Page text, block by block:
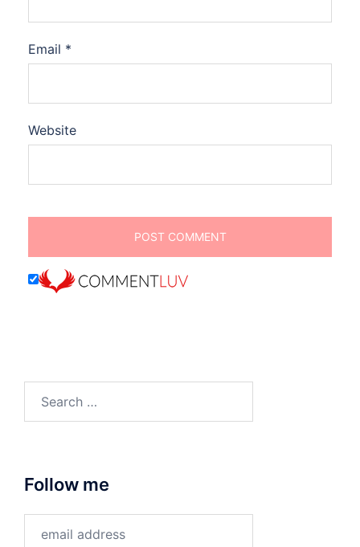
Email *
Website
for:
Follow me